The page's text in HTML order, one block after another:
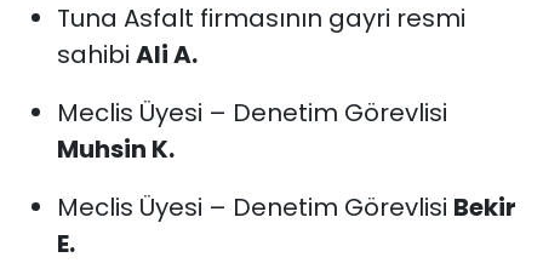
Tuna Asfalt firmasının gayri resmi
sahibi Ali A.
Meclis Üyesi – Denetim Görevlisi
Muhsin K.
Meclis Üyesi – Denetim Görevlisi Bekir
E.